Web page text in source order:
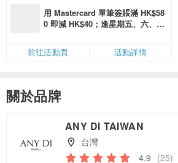
用 Mastercard 單筆簽賬滿 HK$58
0 即減 HK$40；逢星期五、六、日
限，額滿即止，僅限「常用信用
卡」結帳）
前往活動頁 活動詳情
關於品牌
ANY DI TAIWAN
台灣
4.9 (25)